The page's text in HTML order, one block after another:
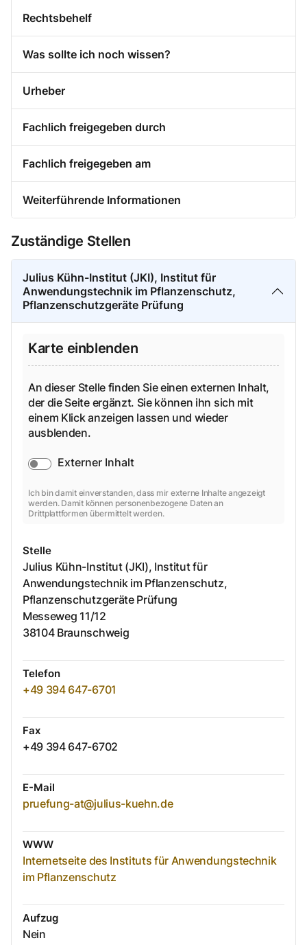
Rechtsbehelf
Was sollte ich noch wissen?
Urheber
Fachlich freigegeben durch
Fachlich freigegeben am
Weiterführende Informationen
Zuständige Stellen
Julius Kühn-Institut (JKI), Institut für
Anwendungstechnik im Pflanzenschutz,
Pflanzenschutzgeräte Prüfung
Karte einblenden
An dieser Stelle finden Sie einen externen Inhalt,
der die Seite ergänzt. Sie können ihn sich mit
einem Klick anzeigen lassen und wieder
ausblenden.
Externer Inhalt
Ich bin damit einverstanden, dass mir externe Inhalte angezeigt
werden. Damit können personenbezogene Daten an
Drittplattformen übermittelt werden.
Stelle
Julius Kühn-Institut (JKI), Institut für
Anwendungstechnik im Pflanzenschutz,
Pflanzenschutzgeräte Prüfung
Messeweg 11/12
38104 Braunschweig
Telefon
+49 394 647-6701
Fax
+49 394 647-6702
E-Mail
pruefung-at@julius-kuehn.de
WWW
Internetseite des Instituts für Anwendungstechnik
im Pflanzenschutz
Aufzug
Nein